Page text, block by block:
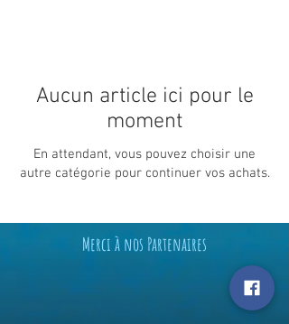
Aucun article ici pour le
moment
En attendant, vous pouvez choisir une
autre catégorie pour continuer vos achats.
Merci à nos Partenaires